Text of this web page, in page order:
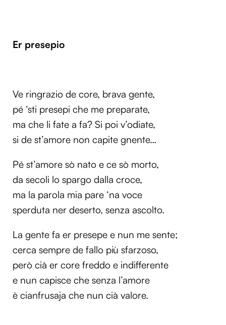
Er presepio
Ve ringrazio de core, brava gente,
pé ‘sti presepi che me preparate,
ma che li fate a fa? Si poi v’odiate,
si de st’amore non capite gnente…
Pé st’amore sò nato e ce sò morto,
da secoli lo spargo dalla croce,
ma la parola mia pare ‘na voce
sperduta ner deserto, senza ascolto.
La gente fa er presepe e nun me sente;
cerca sempre de fallo più sfarzoso,
però cià er core freddo e indifferente
e nun capisce che senza l’amore
è cianfrusaja che nun cià valore.